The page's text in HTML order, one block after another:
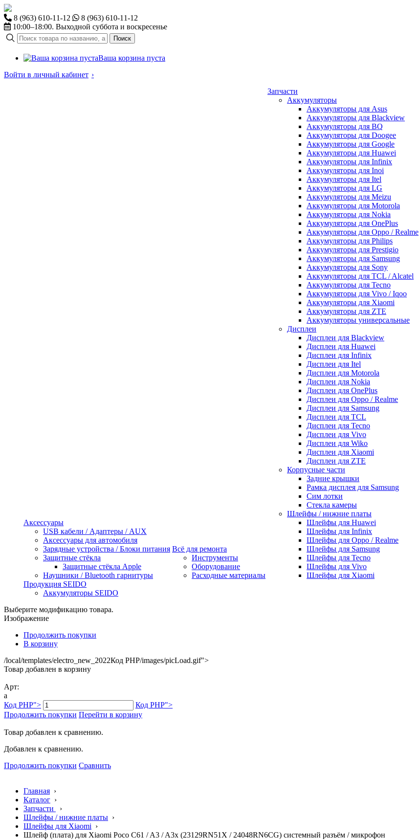
8 (963) 610-11-12
8 (963) 610-11-12
10:00–18:00. Выходной суббота и воскресенье
Поиск
Ваша корзина пуста
Войти в личный кабинет ›
Аксессуары
USB кабели / Адаптеры / AUX
Аксессуары для автомобиля
Зарядные устройства / Блоки питания
Защитные стёкла
Защитные стёкла Apple
Наушники / Bluetooth гарнитуры
Всё для ремонта
Инструменты
Оборудование
Расходные материалы
Запчасти
Аккумуляторы
Аккумуляторы для Asus
Аккумуляторы для Blackview
Аккумуляторы для BQ
Аккумуляторы для Doogee
Аккумуляторы для Google
Аккумуляторы для Huawei
Аккумуляторы для Infinix
Аккумуляторы для Inoi
Аккумуляторы для Itel
Аккумуляторы для LG
Аккумуляторы для Meizu
Аккумуляторы для Motorola
Аккумуляторы для Nokia
Аккумуляторы для OnePlus
Аккумуляторы для Oppo / Realme
Аккумуляторы для Philips
Аккумуляторы для Prestigio
Аккумуляторы для Samsung
Аккумуляторы для Sony
Аккумуляторы для TCL / Alcatel
Аккумуляторы для Tecno
Аккумуляторы для Vivo / Iqoo
Аккумуляторы для Xiaomi
Аккумуляторы для ZTE
Аккумуляторы универсальные
Дисплеи
Дисплеи для Blackview
Дисплеи для Huawei
Дисплеи для Infinix
Дисплеи для Itel
Дисплеи для Motorola
Дисплеи для Nokia
Дисплеи для OnePlus
Дисплеи для Oppo / Realme
Дисплеи для Samsung
Дисплеи для TCL
Дисплеи для Tecno
Дисплеи для Vivo
Дисплеи для Wiko
Дисплеи для Xiaomi
Дисплеи для ZTE
Корпусные части
Задние крышки
Рамка дисплея для Samsung
Сим лотки
Стекла камеры
Шлейфы / нижние платы
Шлейфы для Huawei
Шлейфы для Infinix
Шлейфы для Oppo / Realme
Шлейфы для Samsung
Шлейфы для Tecno
Шлейфы для Vivo
Шлейфы для Xiaomi
Продукция SEIDO
Аккумуляторы SEIDO
Выберите модификацию товара.
Изображение
Продолжить покупки
В корзину
/local/templates/electro_new_2022Код PHP/images/picLoad.gif">
Товар добавлен в корзину
Арт:
a
Код PHP"> Код PHP">
Продолжить покупки Перейти в корзину
Товар добавлен к сравнению.
Добавлен к сравнению.
Продолжить покупки Сравнить
Главная ›
Каталог ›
Запчасти
›
Шлейфы / нижние платы ›
Шлейфы для Xiaomi ›
Шлейф (плата) для Xiaomi Poco C61 / A3 / A3x (23129RN51X / 24048RN6CG) системный разъём / микрофон